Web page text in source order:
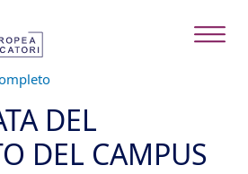
DEL
DEL CAMPUS